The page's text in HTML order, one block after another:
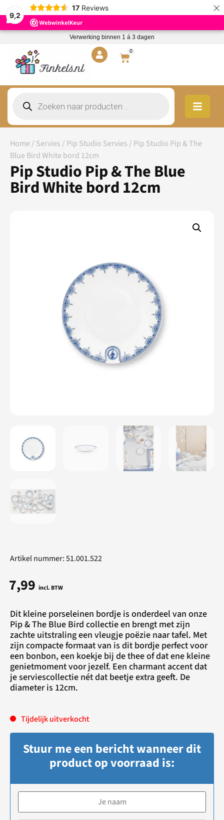
9,2
17 Reviews ×
Verwerking binnen 1 á 3 dagen
0
Home / Servies / Pip Studio Servies / Pip Studio Pip & The
Blue Bird White bord 12cm
Pip Studio Pip & The Blue
Bird White bord 12cm
Artikel nummer: 51.001.522
7,99 incl. BTW
Dit kleine porseleinen bordje is onderdeel van onze
Pip & The Blue Bird collectie en brengt met zijn
zachte uitstraling een vleugje poëzie naar tafel. Met
zijn compacte formaat van is dit bordje perfect voor
een bonbon, een koekje bij de thee of dat ene kleine
genietmoment voor jezelf. Een charmant accent dat
je serviescollectie nét dat beetje extra geeft. De
diameter is 12cm.
Tijdelijk uitverkocht
Stuur me een bericht wanneer dit
product op voorraad is: